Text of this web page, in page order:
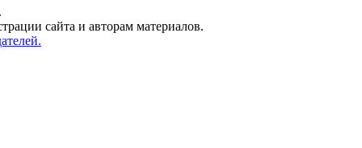
сайта и авторам материалов.